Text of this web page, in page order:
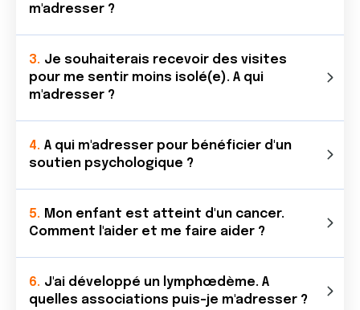
m'adresser ?
Je souhaiterais recevoir des visites
pour me sentir moins isolé(e). A qui
m'adresser ?
A qui m'adresser pour bénéficier d'un
soutien psychologique ?
Mon enfant est atteint d'un cancer.
Comment l'aider et me faire aider ?
J'ai développé un lymphœdème. A
quelles associations puis-je m'adresser ?